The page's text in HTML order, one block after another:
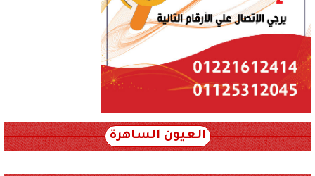
العيون الساهرة